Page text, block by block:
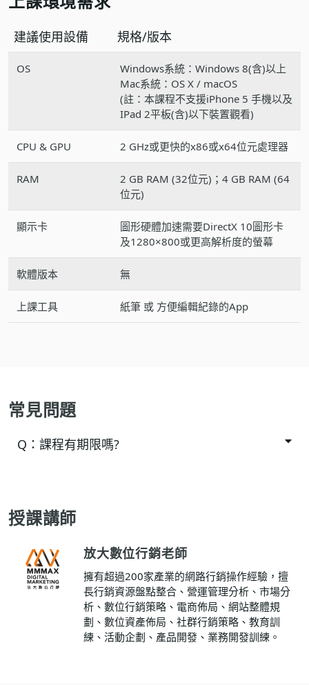
建議使用設備 規格/版本
OS
Windows系統：Windows 8(含)以上
Mac系統：OS X / macOS
(註：本課程不支援iPhone 5 手機以及
IPad 2平板(含)以下裝置觀看)
CPU & GPU 2 GHz或更快的x86或x64位元處理器
RAM
2 GB RAM (32位元)；4 GB RAM (64
位元)
顯示卡
圖形硬體加速需要DirectX 10圖形卡
及1280×800或更高解析度的螢幕
軟體版本 無
上課工具 紙筆 或 方便編輯紀錄的App
常見問題
Q： 課程有期限嗎?
授課講師
放大數位行銷老師
擁有超過200家產業的網路行銷操作經驗，擅
長行銷資源盤點整合、營運管理分析、市場分
析、數位行銷策略、電商佈局、網站整體規
劃、數位資產佈局、社群行銷策略、教育訓
練、活動企劃、產品開發、業務開發訓練。